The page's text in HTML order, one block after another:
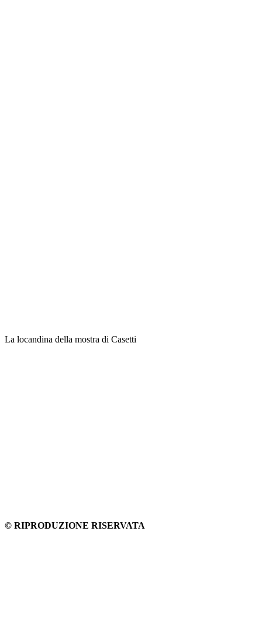
La locandina della mostra di Casetti
© RIPRODUZIONE RISERVATA